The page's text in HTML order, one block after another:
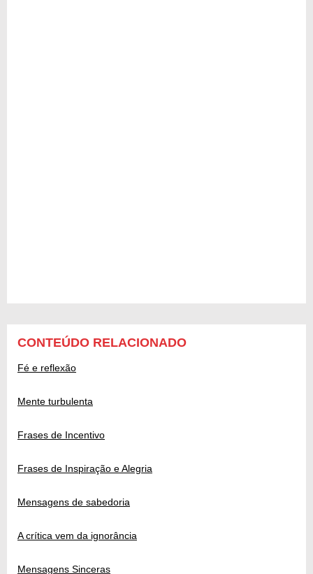
CONTEÚDO RELACIONADO
Fé e reflexão
Mente turbulenta
Frases de Incentivo
Frases de Inspiração e Alegria
Mensagens de sabedoria
A crítica vem da ignorância
Mensagens Sinceras